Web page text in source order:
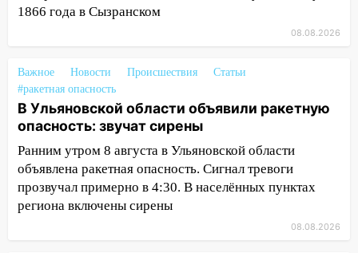
разработают отечественный прибор для
цифровой ПЦР
за абонементы закрывшегося фитнес-
клуба «Рекорд-Fitness»
15:34 После вмешательства
прокуратуры в селах Ульяновской
области привели в порядок детские
площадки
15:27
Прокуратура проверяет
капремонт школы в селе Кивать
1866 года в Сызранском
08.08.2026
Важное Новости Происшествия
Статьи
#ракетная опасность
В Ульяновской области объявили ракетную
опасность: звучат сирены
Ранним утром 8 августа в Ульяновской области
объявлена ракетная опасность. Сигнал тревоги
прозвучал примерно в 4:30. В населённых пунктах
региона включены сирены
08.08.2026